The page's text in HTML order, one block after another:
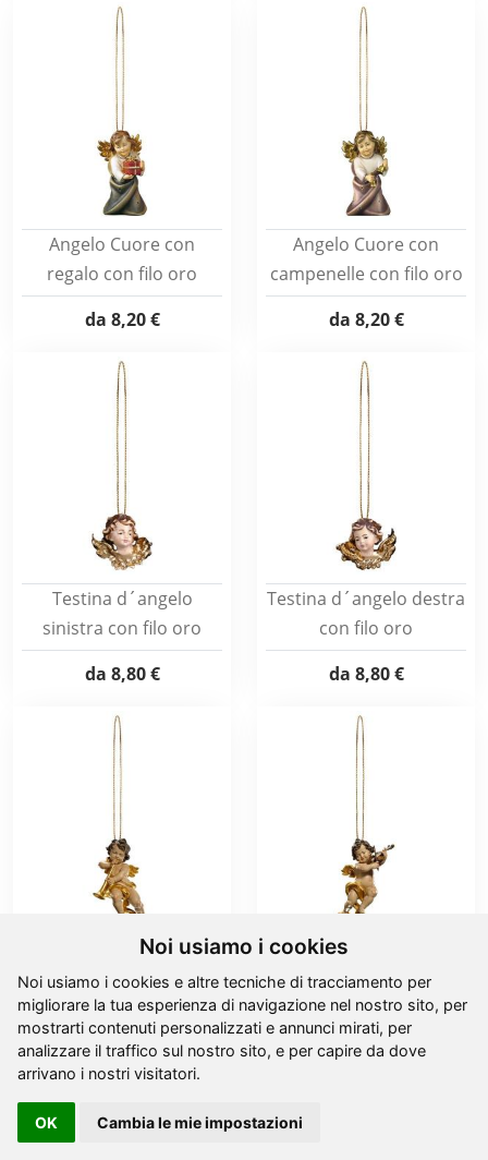
Noi usiamo i cookies
Noi usiamo i cookies e altre tecniche di tracciamento per
migliorare la tua esperienza di navigazione nel nostro sito, per
mostrarti contenuti personalizzati e annunci mirati, per
analizzare il traffico sul nostro sito, e per capire da dove
arrivano i nostri visitatori.
OK Cambia le mie impostazioni
Angelo Cuore con
regalo con filo oro
da 8,20 €
Angelo Cuore con
campenelle con filo oro
da 8,20 €
Testina d´angelo
sinistra con filo oro
da 8,80 €
Testina d´angelo destra
con filo oro
da 8,80 €
Putto con trombone
con filo oro
da15,80 €
Putto con violino con
filo oro
da15,80 €